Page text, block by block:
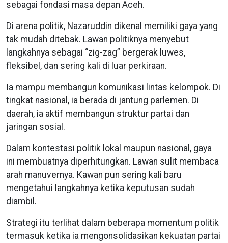
sebagai fondasi masa depan Aceh.
Di arena politik, Nazaruddin dikenal memiliki gaya yang
tak mudah ditebak. Lawan politiknya menyebut
langkahnya sebagai “zig-zag” bergerak luwes,
fleksibel, dan sering kali di luar perkiraan.
Ia mampu membangun komunikasi lintas kelompok. Di
tingkat nasional, ia berada di jantung parlemen. Di
daerah, ia aktif membangun struktur partai dan
jaringan sosial.
Dalam kontestasi politik lokal maupun nasional, gaya
ini membuatnya diperhitungkan. Lawan sulit membaca
arah manuvernya. Kawan pun sering kali baru
mengetahui langkahnya ketika keputusan sudah
diambil.
Strategi itu terlihat dalam beberapa momentum politik
termasuk ketika ia mengonsolidasikan kekuatan partai